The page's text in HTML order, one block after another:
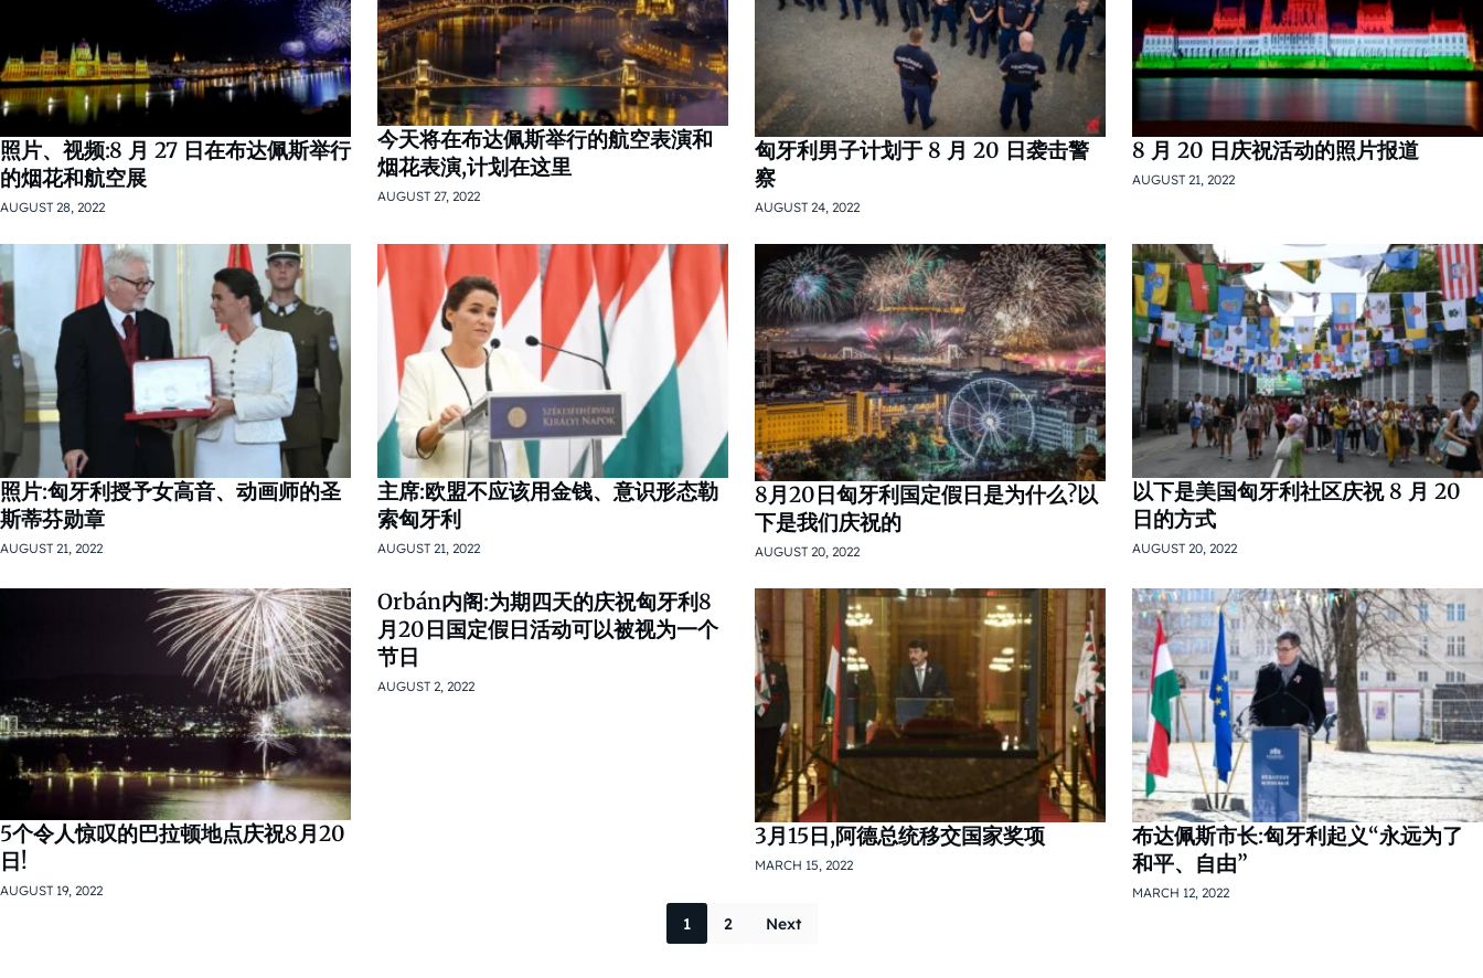
照片、视频:8 月 27 日在布达佩斯举行
的烟花和航空展
AUGUST 28, 2022
今天将在布达佩斯举行的航空表演和
烟花表演,计划在这里
AUGUST 27, 2022
匈牙利男子计划于 8 月 20 日袭击警
察
AUGUST 24, 2022
8 月 20 日庆祝活动的照片报道
AUGUST 21, 2022
照片:匈牙利授予女高音、动画师的圣
斯蒂芬勋章
AUGUST 21, 2022
主席:欧盟不应该用金钱、意识形态勒
索匈牙利
AUGUST 21, 2022
8月20日匈牙利国定假日是为什么?以
下是我们庆祝的
AUGUST 20, 2022
以下是美国匈牙利社区庆祝 8 月 20
日的方式
AUGUST 20, 2022
5个令人惊叹的巴拉顿地点庆祝8月20
日!
AUGUST 19, 2022
Orbán内阁:为期四天的庆祝匈牙利8
月20日国定假日活动可以被视为一个
节日
AUGUST 2, 2022
3月15日,阿德总统移交国家奖项
MARCH 15, 2022
布达佩斯市长:匈牙利起义“永远为了
和平、自由”
MARCH 12, 2022
Posts pagination
1 2 Next